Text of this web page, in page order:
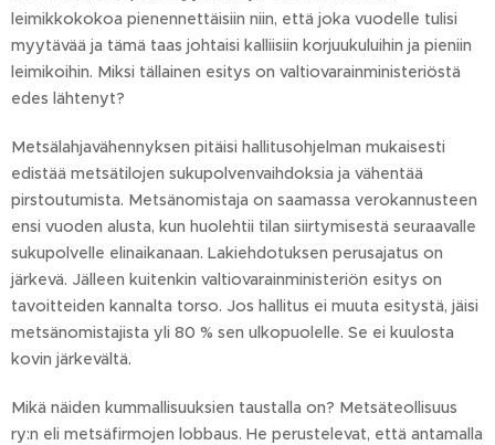
leimikkokokoa pienennettäisiin niin, että joka vuodelle tulisi
myytävää ja tämä taas johtaisi kalliisiin korjuukuluihin ja pieniin
leimikoihin. Miksi tällainen esitys on valtiovarainministeriöstä
edes lähtenyt?
Metsälahjavähennyksen pitäisi hallitusohjelman mukaisesti
edistää metsätilojen sukupolvenvaihdoksia ja vähentää
pirstoutumista. Metsänomistaja on saamassa verokannusteen
ensi vuoden alusta, kun huolehtii tilan siirtymisestä seuraavalle
sukupolvelle elinaikanaan. Lakiehdotuksen perusajatus on
järkevä. Jälleen kuitenkin valtiovarainministeriön esitys on
tavoitteiden kannalta torso. Jos hallitus ei muuta esitystä, jäisi
metsänomistajista yli 80 % sen ulkopuolelle. Se ei kuulosta
kovin järkevältä.
Mikä näiden kummallisuuksien taustalla on? Metsäteollisuus
ry:n eli metsäfirmojen lobbaus. He perustelevat, että antamalla